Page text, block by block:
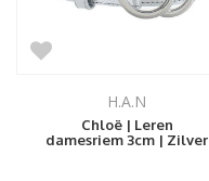
H.A.N
Chloë | Leren
damesriem 3cm | Zilver